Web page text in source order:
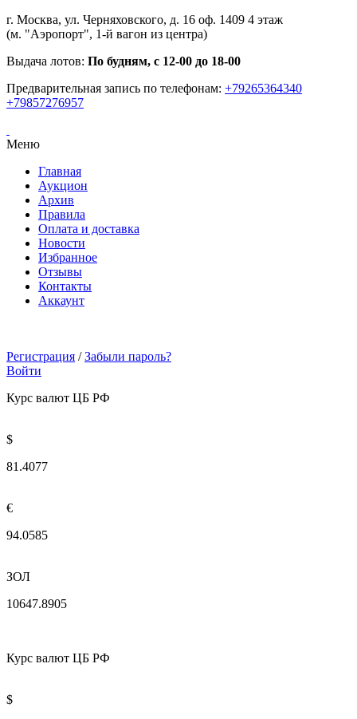
г. Москва, ул. Черняховского, д. 16 оф. 1409 4 этаж
(м. "Аэропорт", 1-й вагон из центра)
Выдача лотов: По будням, с 12-00 до 18-00
Предварительная запись по телефонам: +79265364340
+79857276957
Меню
Главная
Аукцион
Архив
Правила
Оплата и доставка
Новости
Избранное
Отзывы
Контакты
Аккаунт
Регистрация / Забыли пароль?
Войти
Курс валют ЦБ РФ
$
81.4077
€
94.0585
ЗОЛ
10647.8905
Курс валют ЦБ РФ
$